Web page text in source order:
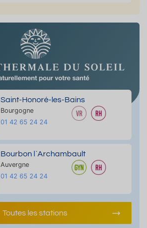
Saint-Honoré-les-Bains
Bourgogne
01 42 65 24 24
Bourbon l`Archambault
Auvergne
01 42 65 24 24
Toutes les stations